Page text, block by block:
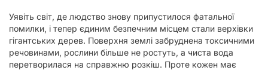
Уявіть світ, де людство знову припустилося фатальної
помилки, і тепер єдиним безпечним місцем стали верхівки
гігантських дерев. Поверхня землі забруднена токсичними
речовинами, рослини більше не ростуть, а чиста вода
перетворилася на справжню розкіш. Проте кожен має